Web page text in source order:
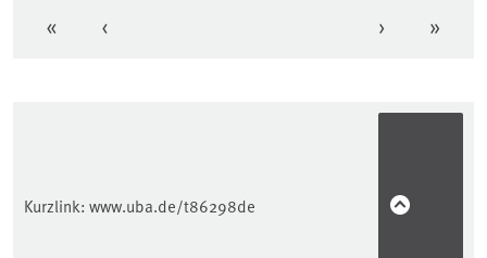
Erste Seite
« Vorherige Seite
‹ Nächste
› »
Kurzlink: www.uba.de/t86298de